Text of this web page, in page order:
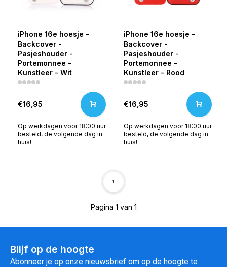
iPhone 16e hoesje -
Backcover -
Pasjeshouder -
Portemonnee -
Kunstleer - Wit
€16,95
Op werkdagen voor 18:00 uur
besteld, de volgende dag in
huis!
iPhone 16e hoesje -
Backcover -
Pasjeshouder -
Portemonnee -
Kunstleer - Rood
€16,95
Op werkdagen voor 18:00 uur
besteld, de volgende dag in
huis!
Pagina 1 van 1
1
Blijf op de hoogte
Abonneer je op onze nieuwsbrief om op de hoogte te